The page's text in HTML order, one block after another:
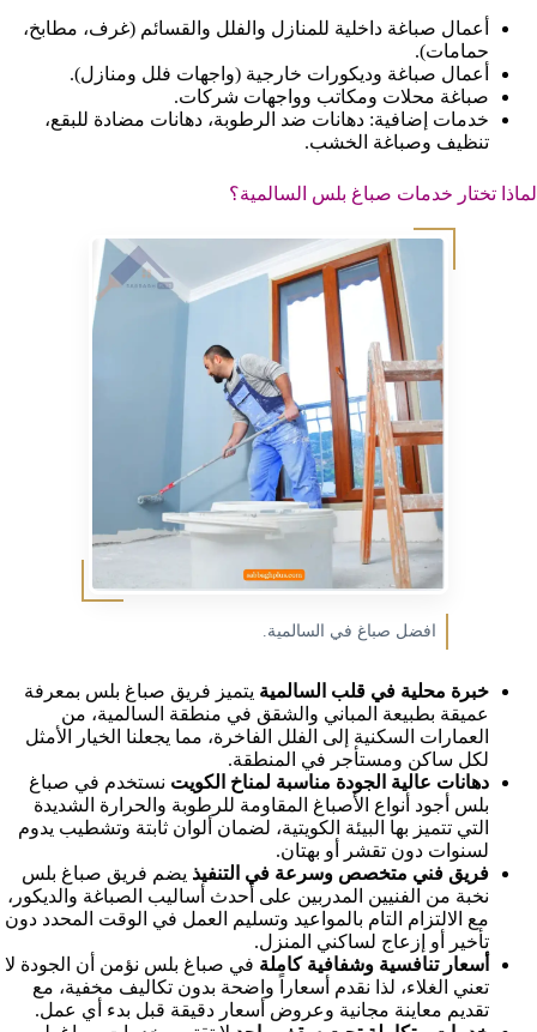
أعمال صباغة داخلية للمنازل والفلل والقسائم (غرف، مطابخ،
حمامات).
أعمال صباغة وديكورات خارجية (واجهات فلل ومنازل).
صباغة محلات ومكاتب وواجهات شركات.
خدمات إضافية: دهانات ضد الرطوبة، دهانات مضادة للبقع،
تنظيف وصباغة الخشب.
لماذا تختار خدمات صباغ بلس السالمية؟
افضل صباغ في السالمية.
خبرة محلية في قلب السالمية يتميز فريق صباغ بلس بمعرفة
عميقة بطبيعة المباني والشقق في منطقة السالمية، من
العمارات السكنية إلى الفلل الفاخرة، مما يجعلنا الخيار الأمثل
لكل ساكن ومستأجر في المنطقة.
دهانات عالية الجودة مناسبة لمناخ الكويت نستخدم في صباغ
بلس أجود أنواع الأصباغ المقاومة للرطوبة والحرارة الشديدة
التي تتميز بها البيئة الكويتية، لضمان ألوان ثابتة وتشطيب يدوم
لسنوات دون تقشر أو بهتان.
فريق فني متخصص وسرعة في التنفيذ يضم فريق صباغ بلس
نخبة من الفنيين المدربين على أحدث أساليب الصباغة والديكور،
مع الالتزام التام بالمواعيد وتسليم العمل في الوقت المحدد دون
تأخير أو إزعاج لساكني المنزل.
أسعار تنافسية وشفافية كاملة في صباغ بلس نؤمن أن الجودة لا
تعني الغلاء، لذا نقدم أسعاراً واضحة بدون تكاليف مخفية، مع
تقديم معاينة مجانية وعروض أسعار دقيقة قبل بدء أي عمل.